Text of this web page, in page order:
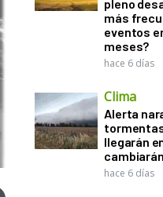
pleno
más
eventos
meses?
hace 6 días
Clima
Alerta
llegarán
hace 6 días